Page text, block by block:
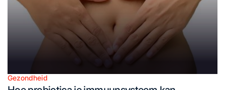
Posted
Gezondheid